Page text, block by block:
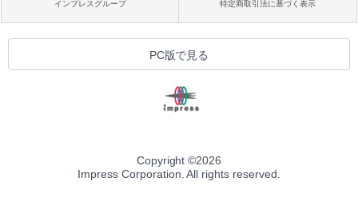
インプレスグループ 特定商取引法に基づく表示
PC版で見る
Copyright ©2026
Impress Corporation. All rights reserved.